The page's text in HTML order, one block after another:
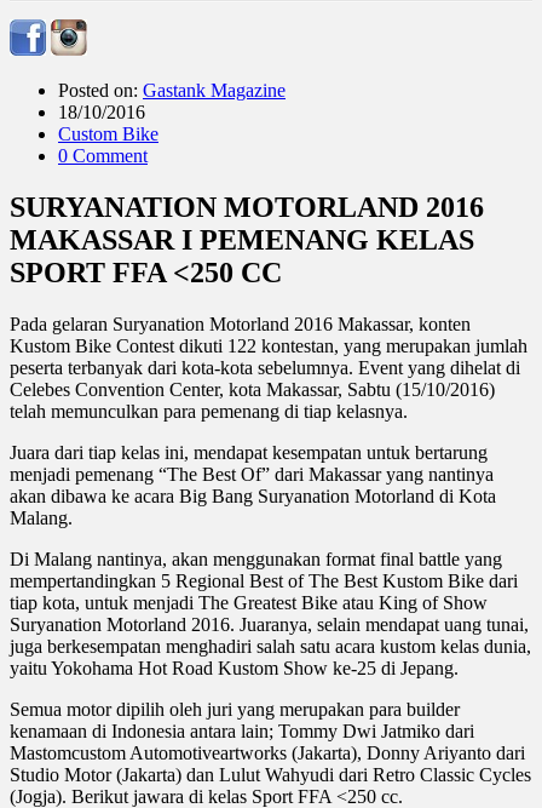
Posted on: Gastank Magazine
18/10/2016
Custom Bike
0 Comment
SURYANATION MOTORLAND 2016
MAKASSAR I PEMENANG KELAS
SPORT FFA <250 CC
Pada gelaran Suryanation Motorland 2016 Makassar, konten
Kustom Bike Contest dikuti 122 kontestan, yang merupakan jumlah
peserta terbanyak dari kota-kota sebelumnya. Event yang dihelat di
Celebes Convention Center, kota Makassar, Sabtu (15/10/2016)
telah memunculkan para pemenang di tiap kelasnya.
Juara dari tiap kelas ini, mendapat kesempatan untuk bertarung
menjadi pemenang “The Best Of” dari Makassar yang nantinya
akan dibawa ke acara Big Bang Suryanation Motorland di Kota
Malang.
Di Malang nantinya, akan menggunakan format final battle yang
mempertandingkan 5 Regional Best of The Best Kustom Bike dari
tiap kota, untuk menjadi The Greatest Bike atau King of Show
Suryanation Motorland 2016. Juaranya, selain mendapat uang tunai,
juga berkesempatan menghadiri salah satu acara kustom kelas dunia,
yaitu Yokohama Hot Road Kustom Show ke-25 di Jepang.
Semua motor dipilih oleh juri yang merupakan para builder
kenamaan di Indonesia antara lain; Tommy Dwi Jatmiko dari
Mastomcustom Automotiveartworks (Jakarta), Donny Ariyanto dari
Studio Motor (Jakarta) dan Lulut Wahyudi dari Retro Classic Cycles
(Jogja). Berikut jawara di kelas Sport FFA <250 cc.